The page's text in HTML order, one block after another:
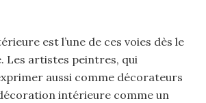
est l’une de ces voies dès le
Les artistes peintres, qui
aussi comme décorateurs
intérieure comme un